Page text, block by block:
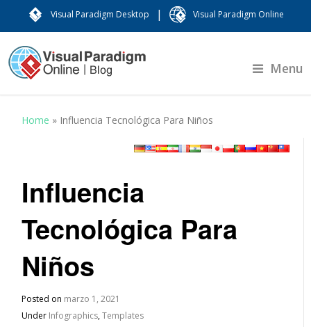
Visual Paradigm Desktop | Visual Paradigm Online
Menu
Home » Influencia Tecnológica Para Niños
Influencia
Tecnológica Para
Niños
Posted on marzo 1, 2021
Under Infographics,Templates